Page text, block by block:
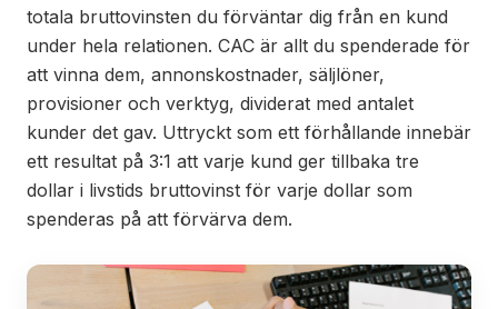
totala bruttovinsten du förväntar dig från en kund
under hela relationen. CAC är allt du spenderade för
att vinna dem, annonskostnader, säljlöner,
provisioner och verktyg, dividerat med antalet
kunder det gav. Uttryckt som ett förhållande innebär
ett resultat på 3:1 att varje kund ger tillbaka tre
dollar i livstids bruttovinst för varje dollar som
spenderas på att förvärva dem.